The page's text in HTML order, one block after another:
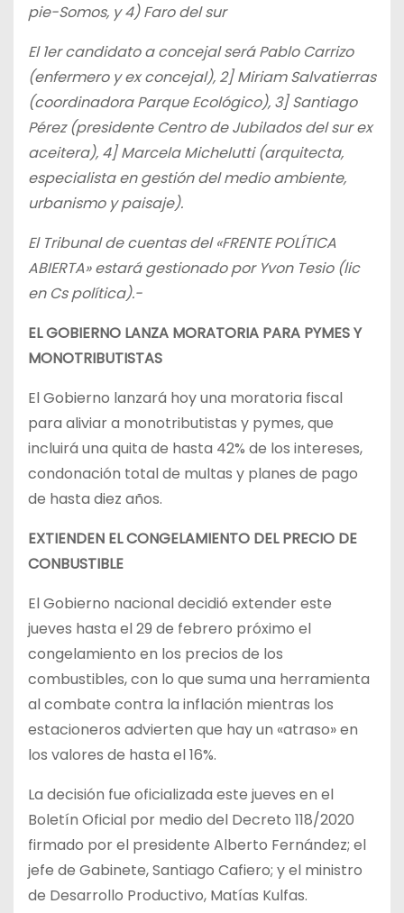
pie-Somos, y 4) Faro del sur
El 1er candidato a concejal será Pablo Carrizo
(enfermero y ex concejal), 2] Miriam Salvatierras
(coordinadora Parque Ecológico), 3] Santiago
Pérez (presidente Centro de Jubilados del sur ex
aceitera), 4] Marcela Michelutti (arquitecta,
especialista en gestión del medio ambiente,
urbanismo y paisaje).
El Tribunal de cuentas del «FRENTE POLÍTICA
ABIERTA» estará gestionado por Yvon Tesio (lic
en Cs política).-
EL GOBIERNO LANZA MORATORIA PARA PYMES Y
MONOTRIBUTISTAS
El Gobierno lanzará hoy una moratoria fiscal
para aliviar a monotributistas y pymes, que
incluirá una quita de hasta 42% de los intereses,
condonación total de multas y planes de pago
de hasta diez años.
EXTIENDEN EL CONGELAMIENTO DEL PRECIO DE
CONBUSTIBLE
El Gobierno nacional decidió extender este
jueves hasta el 29 de febrero próximo el
congelamiento en los precios de los
combustibles, con lo que suma una herramienta
al combate contra la inflación mientras los
estacioneros advierten que hay un «atraso» en
los valores de hasta el 16%.
La decisión fue oficializada este jueves en el
Boletín Oficial por medio del Decreto 118/2020
firmado por el presidente Alberto Fernández; el
jefe de Gabinete, Santiago Cafiero; y el ministro
de Desarrollo Productivo, Matías Kulfas.